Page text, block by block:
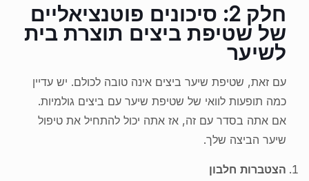
חלק 2: סיכונים פוטנציאליים
של שטיפת ביצים תוצרת בית
לשיער
עם זאת, שטיפת שיער ביצים אינה טובה לכולם. יש עדיין
כמה תופעות לוואי של שטיפת שיער עם ביצים גולמיות.
אם אתה בסדר עם זה, אז אתה יכול להתחיל את טיפול
שיער הביצה שלך.
הצטברות חלבון